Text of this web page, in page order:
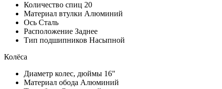
Количество спиц 20
Материал втулки Алюминий
Ось Сталь
Расположение Заднее
Тип подшипников Насыпной
Колёса
Диаметр колес, дюймы 16"
Материал обода Алюминий